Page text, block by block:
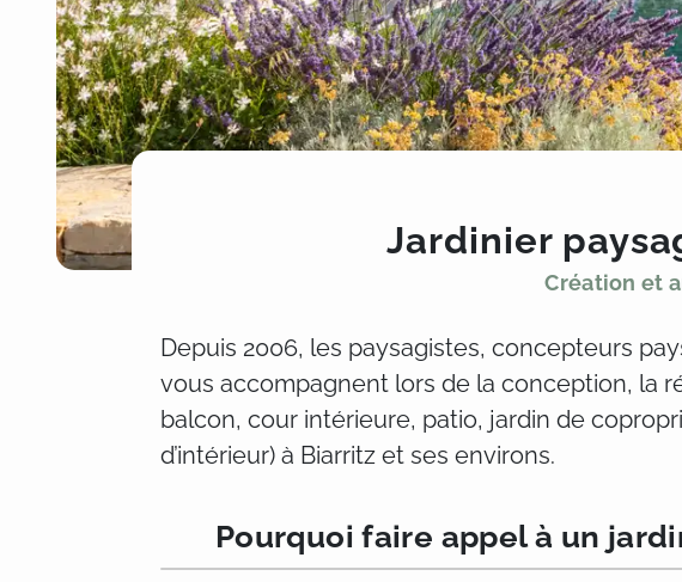
Jardinier
Création et
Depuis 2006, les paysagistes, concepteurs
vous accompagnent lors de la conception, la
balcon, cour intérieure, patio, jardin de
d’intérieur) à Biarritz et ses environs.
Pourquoi faire appel à un